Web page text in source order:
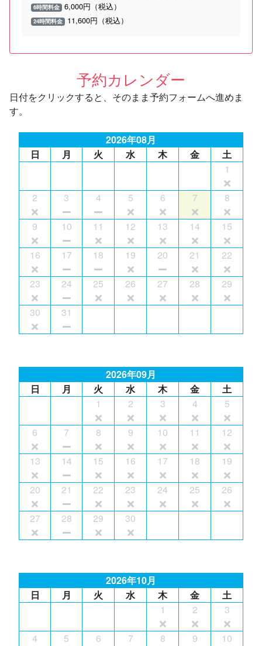
6時間料金 6,000円（税込）
24時間料金 11,600円（税込）
予約カレンダー
日付をクリックすると、そのまま予約フォームへ進めま
す。
2026年08月
日
月 火 水 木 金
土
1
2 3 4 5 6 7 8
9 10 11 12 13 14 15
16 17 18 19 20 21 22
23 24 25 26 27 28 29
30 31
2026年09月
日
月 火 水 木 金
土
1
2 3 4 5
6 7 8 9 10 11 12
13 14 15 16 17 18 19
20 21 22 23 24 25 26
27 28 29 30
2026年10月
日
月 火 水 木 金
土
1
2 3
4 5 6 7 8 9 10